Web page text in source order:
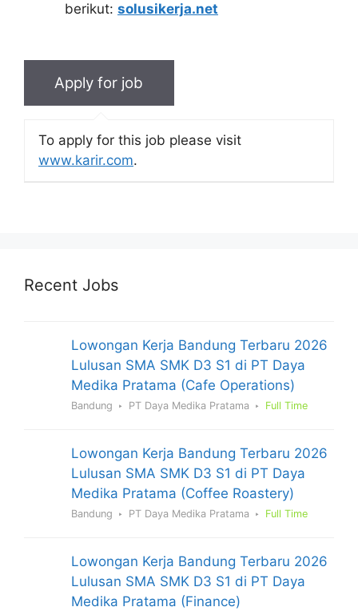
berikut: solusikerja.net
To apply for this job please visit
www.karir.com.
Recent Jobs
Lowongan Kerja Bandung Terbaru 2026
Lulusan SMA SMK D3 S1 di PT Daya
Medika Pratama (Cafe Operations)
Bandung PT Daya Medika Pratama Full Time
Lowongan Kerja Bandung Terbaru 2026
Lulusan SMA SMK D3 S1 di PT Daya
Medika Pratama (Coffee Roastery)
Bandung PT Daya Medika Pratama Full Time
Lowongan Kerja Bandung Terbaru 2026
Lulusan SMA SMK D3 S1 di PT Daya
Medika Pratama (Finance)